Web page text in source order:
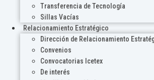
Transferencia de Tecnología
Sillas Vacías
Relacionamiento Estratégico
Dirección de Relacionamiento
Convenios
Convocatorias Icetex
De interés